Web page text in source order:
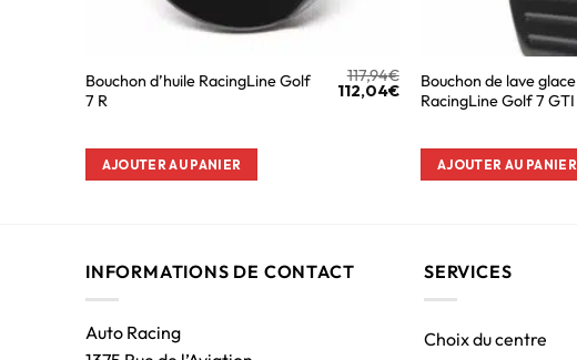
Bouchon d’huile RacingLine Golf
7 R
117,94€
112,04€
AJOUTER AU PANIER
Bouchon de lave glace
RacingLine Golf 7 GTI
AJOUTER AU PANIER
INFORMATIONS DE CONTACT
Auto Racing
SERVICES
Choix du centre